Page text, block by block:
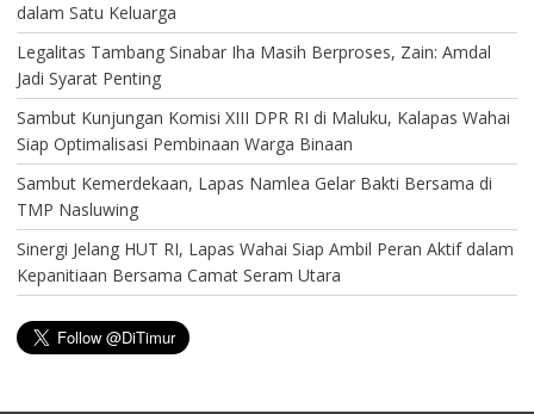
dalam Satu Keluarga
Legalitas Tambang Sinabar Iha Masih Berproses, Zain: Amdal
Jadi Syarat Penting
Sambut Kunjungan Komisi XIII DPR RI di Maluku, Kalapas Wahai
Siap Optimalisasi Pembinaan Warga Binaan
Sambut Kemerdekaan, Lapas Namlea Gelar Bakti Bersama di
TMP Nasluwing
Sinergi Jelang HUT RI, Lapas Wahai Siap Ambil Peran Aktif dalam
Kepanitiaan Bersama Camat Seram Utara